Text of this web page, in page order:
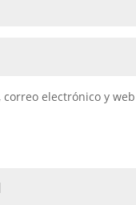
electrónico y